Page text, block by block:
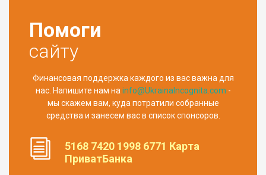
Помоги
сайту
Финансовая поддержка каждого из вас важна для
нас. Напишите нам на info@UkrainaIncognita.com -
мы скажем вам, куда потратили собранные
средства и занесем вас в список спонсоров.
5168 7420 1998 6771 Карта
ПриватБанка